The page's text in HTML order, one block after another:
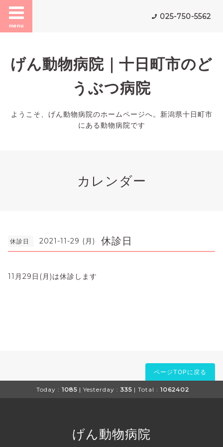
menu
025-750-5562
げん動物病院｜十日町市のど
うぶつ病院
ようこそ、げん動物病院のホームページへ。新潟県十日町市
にある動物病院です
カレンダー
休診日 2021-11-29 (月) 休診日
11月29日(月)は休診します
ページTOPに戻る
Today : 1085 | Yesterday : 335 | Total : 1062402
げん動物病院